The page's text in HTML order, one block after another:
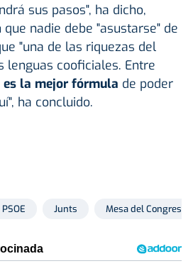
sus pasos", ha dicho,
nadie debe "asustarse" de
"una de las riquezas del
lenguas cooficiales. Entre
la mejor fórmula de poder
ha concluido.
PSOE Junts Mesa del Congreso